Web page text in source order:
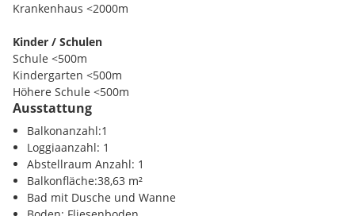
Highlights der Liegenschaft:
Großzügige Freiflächen wie Balkone, Terrassen oder
Eigengärten
Moderne PV-Anlage am Dach zur Unterstützung der
Energieversorgung
Urban Gardening - gemeinschaftliche Hochbeete für
Hobbygärtner
Begrünte Fassade und Dach - für ein verbessertes
Mikroklima
Naturspielplatz für Kinder
Krankenhaus <2000m
Kinder / Schulen
Schule <500m
Kindergarten <500m
Höhere Schule <500m
Nahversorgung
Supermarkt <500m
Bäckerei <1500m
Einkaufszentrum <1500m
Verkehr
Ausstattung
Balkonanzahl:1
Loggiaanzahl: 1
Abstellraum Anzahl: 1
Balkonfläche:38,63 m²
Bad mit Dusche und Wanne